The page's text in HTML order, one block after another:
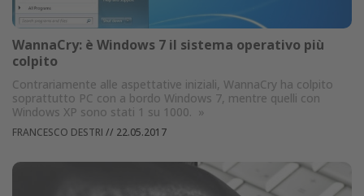
WannaCry: è Windows 7 il sistema operativo più
colpito
Contrariamente alle aspettative iniziali, WannaCry ha colpito
soprattutto PC con a bordo Windows 7, mentre quelli con
Windows XP sono stati 1 su 1000. »
FRANCESCO DESTRI // 22.05.2017